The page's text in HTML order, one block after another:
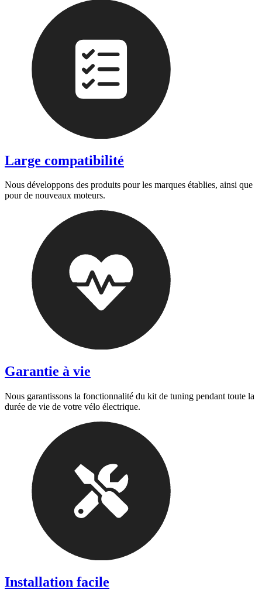
Large compatibilité
Nous développons des produits pour les marques établies, ainsi que
pour de nouveaux moteurs.
Garantie à vie
Nous garantissons la fonctionnalité du kit de tuning pendant toute la
durée de vie de votre vélo électrique.
Installation facile